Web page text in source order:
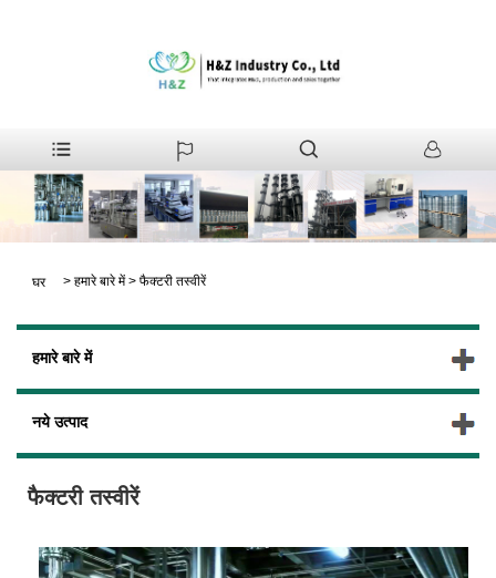
घर > हमारे बारे में > फैक्टरी तस्वीरें
हमारे बारे में
नये उत्पाद
फैक्टरी तस्वीरें